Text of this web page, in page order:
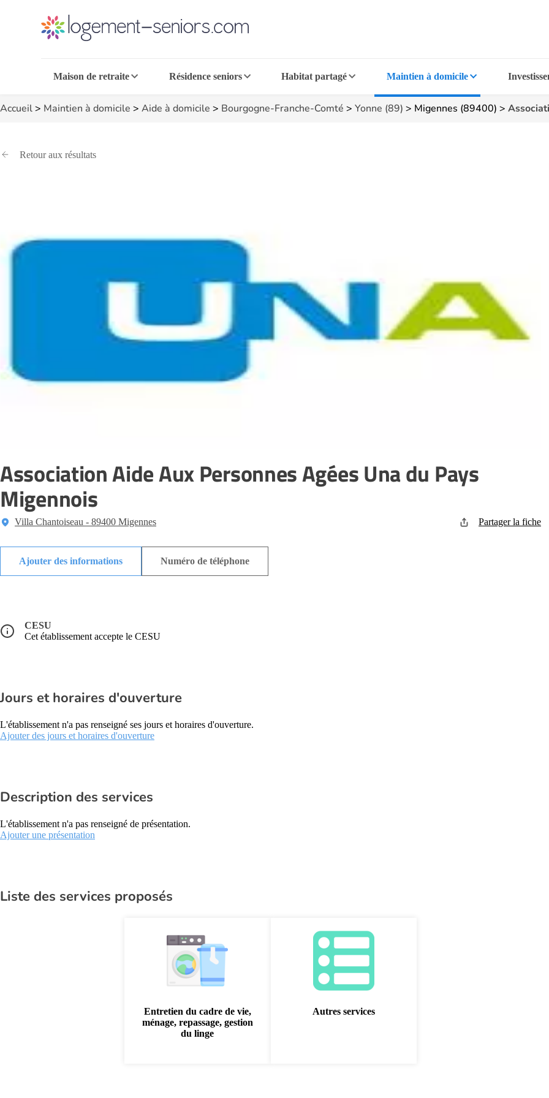
Maison de retraite Résidence seniors Habitat partagé Maintien à domicile
Accueil> Maintien à domicile > Aide à domicile > Bourgogne-Franche-Comté > Yonne (89) > Migennes (89400) >
Retour aux résultats
Association Aide Aux Personnes Agées Una du Pays
Migennois
Villa Chantoiseau - 89400 Migennes Partager la fiche
Ajouter des informations Numéro de téléphone
CESU
Cet établissement accepte le CESU
Jours et horaires d'ouverture
L'établissement n'a pas renseigné ses jours et horaires d'ouverture.
Ajouter des jours et horaires d'ouverture
Description des services
L'établissement n'a pas renseigné de présentation.
Ajouter une présentation
Liste des services proposés
Entretien du cadre de vie,
ménage, repassage, gestion
du linge
Autres services